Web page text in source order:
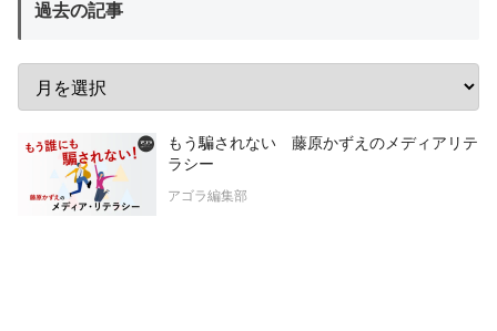
過去の記事
もう騙されない 藤原かずえのメディアリテ
ラシー
アゴラ編集部